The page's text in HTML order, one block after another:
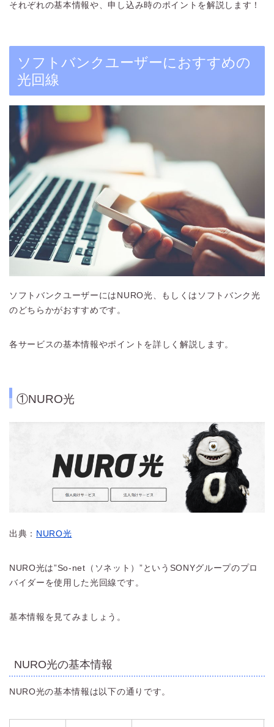
それぞれの基本情報や、申し込み時のポイントを解説します！
ソフトバンクユーザーにおすすめの
光回線
ソフトバンクユーザーにはNURO光、もしくはソフトバンク光
のどちらかがおすすめです。
各サービスの基本情報やポイントを詳しく解説します。
①NURO光
出典： NURO光
NURO光は”So-net（ソネット）”というSONYグループのプロ
バイダーを使用した光回線です。
基本情報を見てみましょう。
NURO光の基本情報
NURO光の基本情報は以下の通りです。